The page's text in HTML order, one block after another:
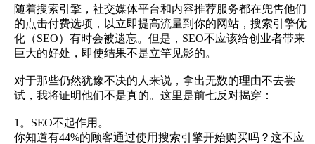
随着搜索引擎，社交媒体平台和内容推荐服务都在兜售他们
的点击付费选项，以立即提高流量到你的网站，搜索引擎优
化（SEO）有时会被遗忘。但是，SEO不应该给创业者带来
巨大的好处，即使结果不是立竿见影的。
对于那些仍然犹豫不决的人来说，拿出无数的理由不去尝
试，我将证明他们不是真的。这里是前七反对揭穿：
1。SEO不起作用。
你知道有44%的顾客通过使用搜索引擎开始购买吗？这不应